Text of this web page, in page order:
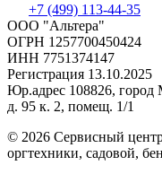
+7 (499) 113-44-35
ООО "Альтера"
ОГРН 1257700450424
ИНН 7751374147
Регистрация 13.10.2025
Юр.адрес 108826,
д. 95 к. 2, помещ. 1/1
© 2026 Сервисный
оргтехники, садовой,